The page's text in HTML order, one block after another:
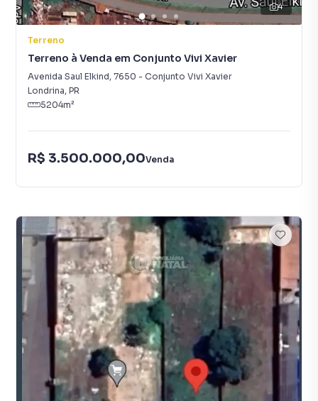
4
Terreno
Terreno à Venda em Conjunto Vivi Xavier
Avenida Saul Elkind, 7650 - Conjunto Vivi Xavier
Londrina, PR
5204m²
R$ 3.500.000,00Venda